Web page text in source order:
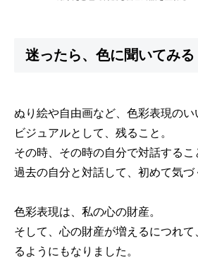
迷ったら、色に聞いてみる
ぬり絵や自由画など、色彩表現のい
ビジュアルとして、残ること。
その時、その時の自分で対話するこ
過去の自分と対話して、初めて気づ
色彩表現は、私の心の財産。
そして、心の財産が増えるにつれ
るようにもなりました。